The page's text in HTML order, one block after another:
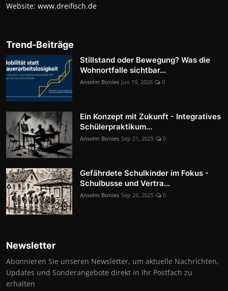
Website: www.dreifisch.de
Trend-Beiträge
Stillstand oder Bewegung? Was die
Wohnortfalle sichtbar...
Anselm Bonies Jun 19, 2026 0
Ein Konzept mit Zukunft - Integratives
Schülerpraktikum...
Anselm Bonies Sep 21, 2025 0
Gefährdete Schulkinder im Fokus -
Schulbusse und Vertra...
Anselm Bonies Sep 26, 2025 0
Newsletter
Abonnieren Sie unseren Newsletter, um aktuelle Nachrichten,
Updates und Sonderangebote direkt in Ihr Postfach zu
erhalten